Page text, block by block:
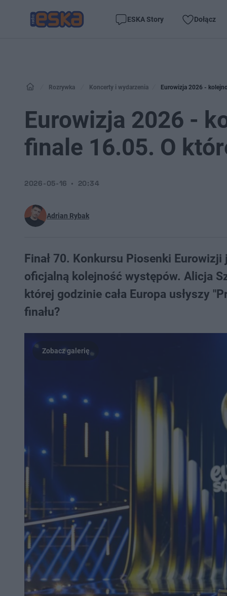
ESKA Story Dołącz
Rozrywka Koncerty i wydarzenia Eurowizja 2026 -
Eurowizja 2026 -
finale 16.05. O
Adrian Rybak
2026-05-16 20:34
Finał 70. Konkursu Piosenki
oficjalną kolejność występów. Alicja
której godzinie cała Europa usłyszy
finału?